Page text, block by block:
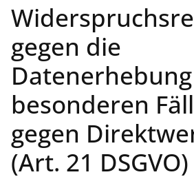
gegen die
besonderen
gegen
(Art. 21 DSGVO)